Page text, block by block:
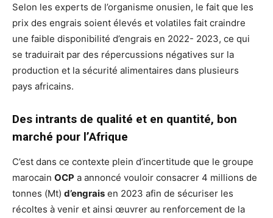
Selon les experts de l’organisme onusien, le fait que les
prix des engrais soient élevés et volatiles fait craindre
une faible disponibilité d’engrais en 2022- 2023, ce qui
se traduirait par des répercussions négatives sur la
production et la sécurité alimentaires dans plusieurs
pays africains.
Des intrants de qualité et en quantité, bon
marché pour l’Afrique
C’est dans ce contexte plein d’incertitude que le groupe
marocain OCP a annoncé vouloir consacrer 4 millions de
tonnes (Mt) d’engrais en 2023 afin de sécuriser les
récoltes à venir et ainsi œuvrer au renforcement de la